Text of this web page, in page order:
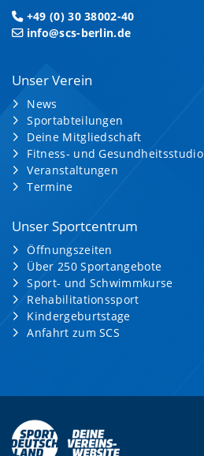
+49 (0) 30 38002-40
info@scs-berlin.de
Unser Verein
News
Sportabteilungen
Deine Mitgliedschaft
Fitness- und Gesundheitsstudio
Veranstaltungen
Termine
Unser Sportcentrum
Öffnungszeiten
Über 250 Sportangebote
Sport- und Schwimmkurse
Rehabilitationssport
Kindergeburtstage
Anfahrt zum SCS